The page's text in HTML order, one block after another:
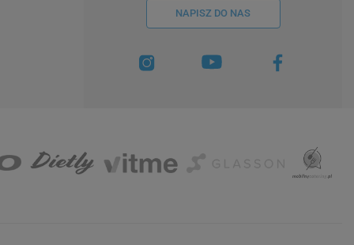
NAPISZ DO NAS